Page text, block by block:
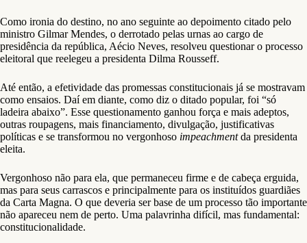
Como ironia do destino, no ano seguinte ao depoimento citado pelo
ministro Gilmar Mendes, o derrotado pelas urnas ao cargo de
presidência da república, Aécio Neves, resolveu questionar o processo
eleitoral que reelegeu a presidenta Dilma Rousseff.
Até então, a efetividade das promessas constitucionais já se mostravam
como ensaios. Daí em diante, como diz o ditado popular, foi “só
ladeira abaixo”. Esse questionamento ganhou força e mais adeptos,
outras roupagens, mais financiamento, divulgação, justificativas
políticas e se transformou no vergonhoso impeachmentda presidenta
eleita.
Vergonhoso não para ela, que permaneceu firme e de cabeça erguida,
mas para seus carrascos e principalmente para os instituídos guardiães
da Carta Magna. O que deveria ser base de um processo tão importante
não apareceu nem de perto. Uma palavrinha difícil, mas fundamental:
constitucionalidade.